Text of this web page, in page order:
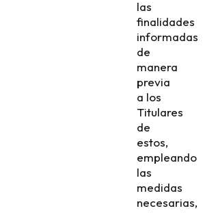
las
finalidades
informadas
de
manera
previa
a los
Titulares
de
estos,
empleando
las
medidas
necesarias,